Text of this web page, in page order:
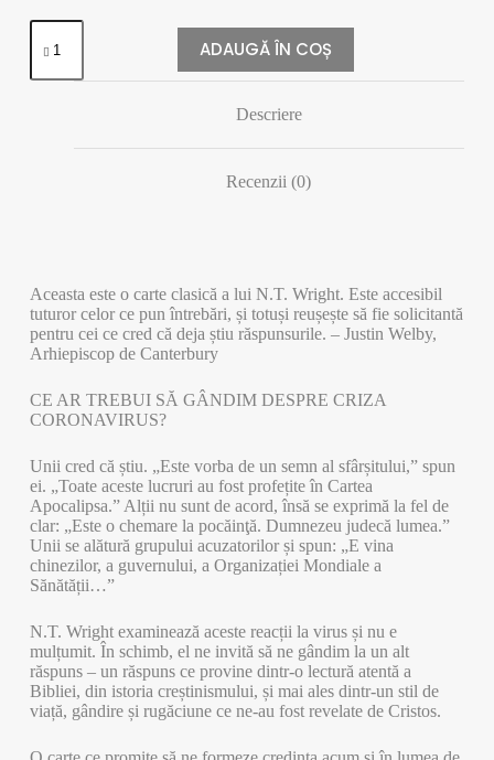
Cantitate
DUMNEZEU
PANDEMIA
ADAUGĂ ÎN COȘ
Descriere
Recenzii (0)
Aceasta este o carte clasică a lui N.T. Wright. Este accesibil
tuturor celor ce pun întrebări, și totuși reușește să fie solicitantă
pentru cei ce cred că deja știu răspunsurile. – Justin Welby,
Arhiepiscop de Canterbury
CE AR TREBUI SĂ GÂNDIM DESPRE CRIZA
CORONAVIRUS?
Unii cred că știu. „Este vorba de un semn al sfârșitului,” spun
ei. „Toate aceste lucruri au fost profețite în Cartea
Apocalipsa.” Alții nu sunt de acord, însă se exprimă la fel de
clar: „Este o chemare la pocăinţă. Dumnezeu judecă lumea.”
Unii se alătură grupului acuzatorilor și spun: „E vina
chinezilor, a guvernului, a Organizației Mondiale a
Sănătății…”
N.T. Wright examinează aceste reacții la virus și nu e
mulțumit. În schimb, el ne invită să ne gândim la un alt
răspuns – un răspuns ce provine dintr-o lectură atentă a
Bibliei, din istoria creștinismului, și mai ales dintr-un stil de
viață, gândire și rugăciune ce ne-au fost revelate de Cristos.